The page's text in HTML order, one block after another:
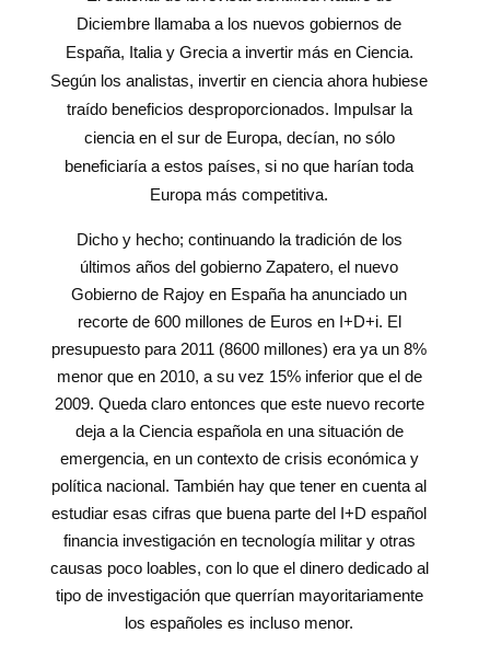
Diciembre llamaba a los nuevos gobiernos de
España, Italia y Grecia a invertir más en Ciencia.
Según los analistas, invertir en ciencia ahora hubiese
traído beneficios desproporcionados. Impulsar la
ciencia en el sur de Europa, decían, no sólo
beneficiaría a estos países, si no que harían toda
Europa más competitiva.
Dicho y hecho; continuando la tradición de los
últimos años del gobierno Zapatero, el nuevo
Gobierno de Rajoy en España ha anunciado un
recorte de 600 millones de Euros en I+D+i. El
presupuesto para 2011 (8600 millones) era ya un 8%
menor que en 2010, a su vez 15% inferior que el de
2009. Queda claro entonces que este nuevo recorte
deja a la Ciencia española en una situación de
emergencia, en un contexto de crisis económica y
política nacional. También hay que tener en cuenta al
estudiar esas cifras que buena parte del I+D español
financia investigación en tecnología militar y otras
causas poco loables, con lo que el dinero dedicado al
tipo de investigación que querrían mayoritariamente
los españoles es incluso menor.